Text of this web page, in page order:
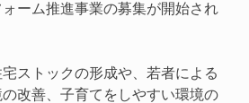
ーム推進事業の募集が開始され
ストックの形成や、若者による
改善、子育てをしやすい環境の